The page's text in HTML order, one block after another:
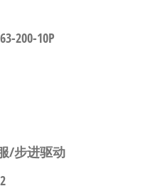
200-10P
/步进驱动